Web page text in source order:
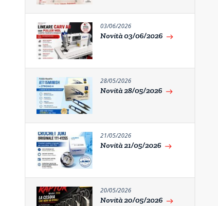
03/06/2026
Novità 03/06/2026 east
28/05/2026
Novità 28/05/2026 east
21/05/2026
Novità 21/05/2026 east
20/05/2026
Novità 20/05/2026 east